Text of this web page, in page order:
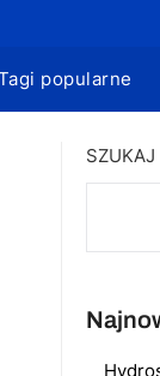
popularne
SZUKAJ